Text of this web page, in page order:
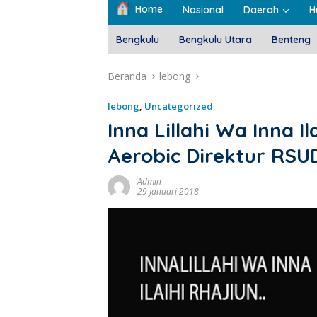
Home Nasional Daerah
Bengkulu Bengkulu Utara Benteng
Beranda lebong
lebong Uncategorized
Inna Lillahi Wa Inna
Aerobic Direktur
Admin
29 Januari 2018